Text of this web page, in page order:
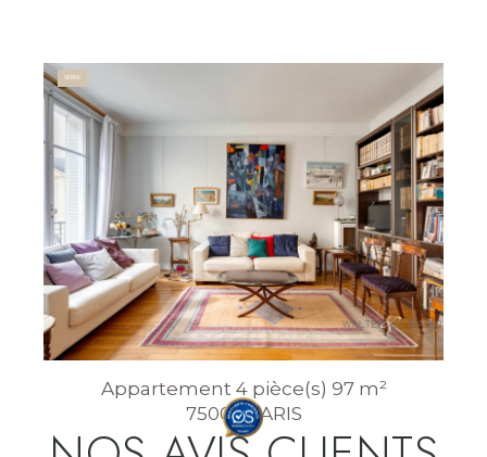
VENDU
Appartement 4 pièce(s) 97 m²
75009 PARIS